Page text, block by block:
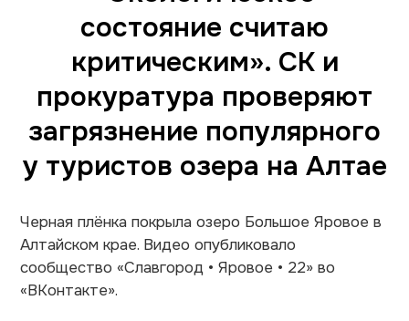
состояние считаю
критическим». СК и
прокуратура проверяют
загрязнение популярного
у туристов озера на Алтае
Черная плёнка покрыла озеро Большое Яровое в
Алтайском крае. Видео опубликовало
сообщество «Славгород • Яровое • 22» во
«ВКонтакте».